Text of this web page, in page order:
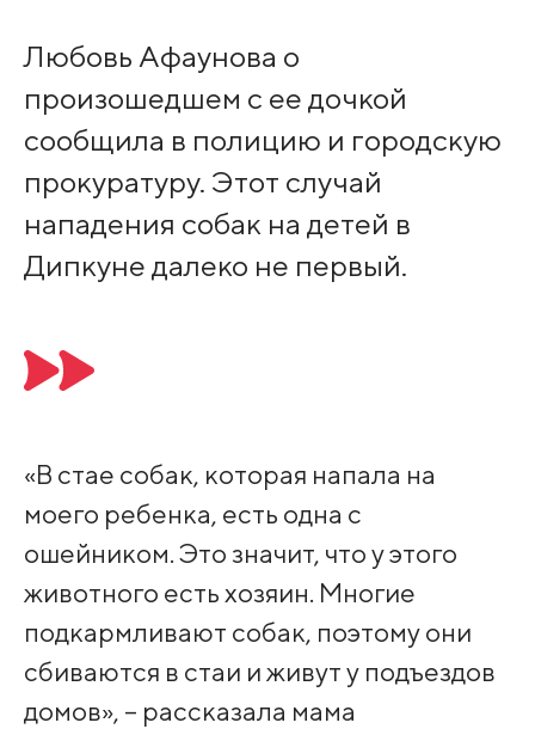
Любовь Афаунова о
произошедшем с ее дочкой
сообщила в полицию и городскую
прокуратуру. Этот случай
нападения собак на детей в
Дипкуне далеко не первый.
«В стае собак, которая напала на
моего ребенка, есть одна с
ошейником. Это значит, что у этого
животного есть хозяин. Многие
подкармливают собак, поэтому они
сбиваются в стаи и живут у подъездов
домов», – рассказала мама